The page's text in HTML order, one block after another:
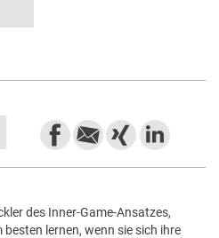
des Inner-Game-Ansatzes,
lernen, wenn sie sich ihre